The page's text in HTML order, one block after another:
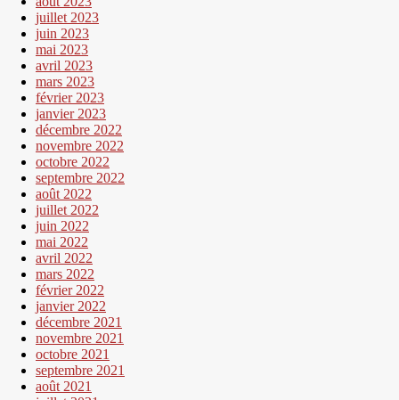
juillet 2023
juin 2023
mai 2023
avril 2023
mars 2023
février 2023
janvier 2023
décembre 2022
novembre 2022
octobre 2022
septembre 2022
août 2022
juillet 2022
juin 2022
mai 2022
avril 2022
mars 2022
février 2022
janvier 2022
décembre 2021
novembre 2021
octobre 2021
septembre 2021
août 2021